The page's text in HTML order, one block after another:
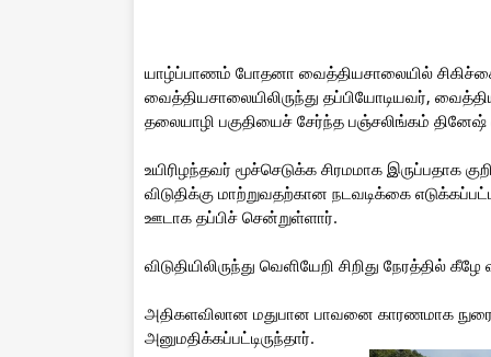
யாழ்ப்பாணம் போதனா வைத்தியசாலையில்
வைத்தியசாலையிலிருந்து தப்பியோடியவர்,
தலையாழி பகுதியைச் சேர்ந்த பஞ்சலிங்கம்
உயிரிழந்தவர் மூச்செடுக்க சிரமமாக இருப்பதாக
விடுதிக்கு மாற்றுவதற்கான நடவடிக்கை
ஊடாக தப்பிச் சென்றுள்ளார்.
விடுதியிலிருந்து வெளியேறி சிறிது நேரத்தில் கீழே
அதிகளவிலான மதுபான பாவனை காரணமாக
அனுமதிக்கப்பட்டிருந்தார்.